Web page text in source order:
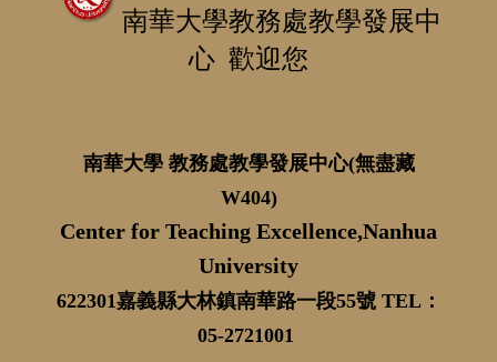
南華大學教務處教學發展中
心 歡迎您
南華大學 教務處教學發展中心(無盡藏
W404)
Center for Teaching Excellence,Nanhua
University
622301嘉義縣大林鎮南華路一段55號 TEL：
05-2721001